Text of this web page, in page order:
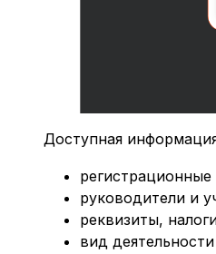
Доступная
руководители и
реквизиты,
вид